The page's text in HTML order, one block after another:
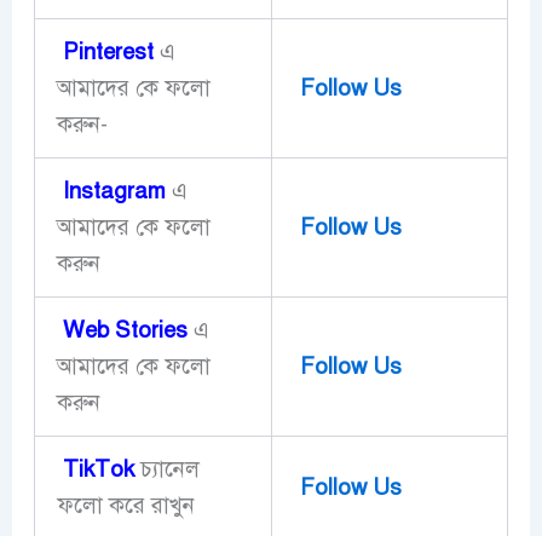
Pinterest এ
আমাদের কে ফলো
করুন-
Follow Us
Instagram এ
আমাদের কে ফলো
করুন
Follow Us
Web Stories এ
আমাদের কে ফলো
করুন
Follow Us
TikTok চ্যানেল
ফলো করে রাখুন
Follow Us